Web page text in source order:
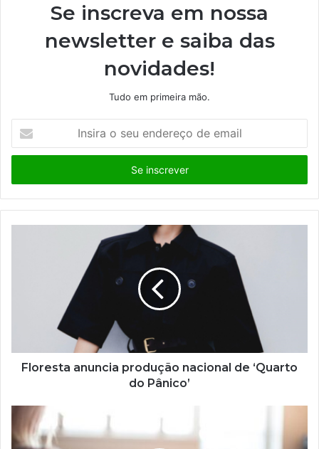
Se inscreva em nossa
newsletter e saiba das
novidades!
Tudo em primeira mão.
s
r
a
m
Floresta anuncia produção nacional de ‘Quarto
do Pânico’